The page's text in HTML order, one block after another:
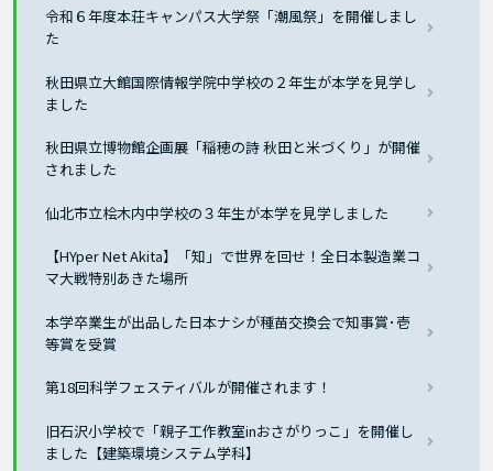
令和６年度本荘キャンパス大学祭「潮風祭」を開催しまし
た
秋田県立大館国際情報学院中学校の２年生が本学を見学し
ました
秋田県立博物館企画展「稲穂の詩 秋田と米づくり」が開催
されました
仙北市立桧木内中学校の３年生が本学を見学しました
【HYper Net Akita】「知」で世界を回せ！全日本製造業コ
マ大戦特別あきた場所
本学卒業生が出品した日本ナシが種苗交換会で知事賞･壱
等賞を受賞
第18回科学フェスティバルが開催されます！
旧石沢小学校で「親子工作教室inおさがりっこ」を開催し
ました【建築環境システム学科】